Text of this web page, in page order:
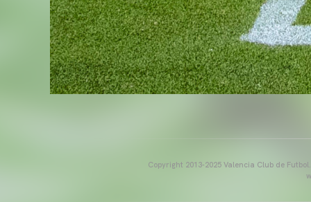
Copyright 2013-2025 Valencia Club de